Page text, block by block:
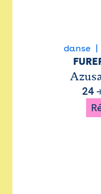
danse
24